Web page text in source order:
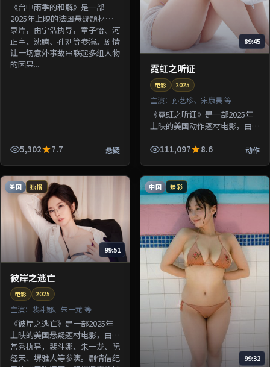
《台中雨季的和解》是一部
2025年上映的法国悬疑题材纪
录片，由宁浩执导，章子怡、河
正宇、沈腾、孔刘等参演。剧情
让一场意外事故串联起多组人物
的因果...
5,302 7.7 悬疑
89:45
霓虹之听证
电影 2025
主演： 孙艺珍、宋康昊 等
《霓虹之听证》是一部2025年
上映的美国动作题材电影，由钟
濑遥、沈腾等参演。剧情围绕一
111,097 8.6 动作
美国 独播
99:51
彼岸之逃亡
电影 2025
主演： 裴斗娜、朱一龙 等
《彼岸之逃亡》是一部2025年
上映的美国悬疑题材电影，由洪
常秀执导，裴斗娜、朱一龙、阮
经天、堺雅人等参演。剧情借纪
中国 臻彩
99:32